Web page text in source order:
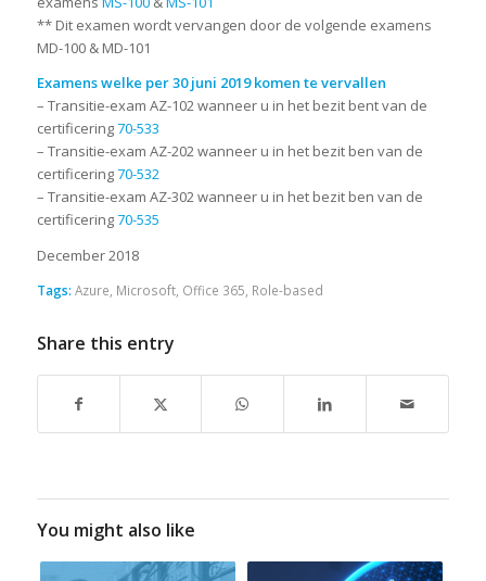
** Dit examen wordt vervangen door de volgende examens
MD-100 & MD-101
Examens welke per 30 juni 2019 komen te vervallen
– Transitie-exam AZ-102 wanneer u in het bezit bent van de
certificering70-533
– Transitie-exam AZ-202 wanneer u in het bezit ben van de
certificering70-532
– Transitie-exam AZ-302 wanneer u in het bezit ben van de
certificering70-535
December 2018
Tags: Azure Microsoft, Office 365 Role-based
Share this entry
You might also like